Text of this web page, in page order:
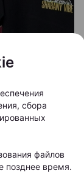
И
это,
не
сбора
файлов
позднее время.